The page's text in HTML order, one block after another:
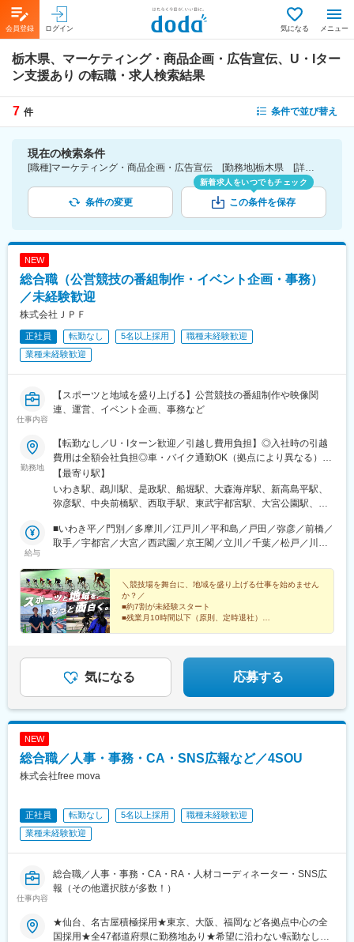
会員登録 ログイン 気になる メニュー
栃木県、マーケティング・商品企画・広告宣伝、U・Iター
ン支援あり の転職・求人検索結果
7 件 条件で並び替え
現在の検索条件
[職種]マーケティング・商品企画・広告宣伝 [勤務地]栃木県 [詳細条件](待遇・福利厚生)U・Iターン支援あり
条件の変更
新着求人をいつでもチェック
この条件を保存
NEW
総合職（公営競技の番組制作・イベント企画・事務）
／未経験歓迎
株式会社ＪＰＦ
正社員 転勤なし 5名以上採用
職種未経験歓迎
業種未経験歓迎
仕事内容
【スポーツと地域を盛り上げる】公営競技の番組制作や映像関
連、運営、イベント企画、事務など
勤務地
【転勤なし／U・Iターン歓迎／引越し費用負担】◎入社時の引越
費用は全額会社負担◎車・バイク通勤OK（拠点により異なる）◎
勤務地はご希望を考慮の上、決定致します。◎競技場によって、
募集ポジションが異なります。以下いずれかの競輪場、ボートレ
ース場での勤務となります。■北海道・東北北海道、福島県■関東
海岐阜県、静岡県、愛知県、三重県■北信越新潟県、富山県、福井
県■関西京都府、奈良県■中国・四国岡山県、広島県、山口県、愛
【最寄り駅】
いわき駅、鵡川駅、是政駅、船堀駅、大森海岸駅、新高島平駅、
弥彦駅、中央前橋駅、西取手駅、東武宇都宮駅、大宮公園駅、西
駅、平塚駅、箱根板橋駅、南伊東駅、東静岡駅、南鳩ケ谷駅、東
松阪駅、霞ケ浦駅、田神駅、大垣駅、常滑駅、蒲郡競艇場前駅、
足羽山公園口駅、平城駅、市坪駅、宇野駅、海岸通駅、西向日
駅、競輪場前駅(富山県)、伊勢朝日駅、埴生駅、浦田駅(福岡県)、
香春口三萩野駅、久留米大学前駅、佐世保駅、亀川駅、防府駅、
武雄温泉駅、鬼塚駅、中洲川端駅、競艇場前駅、作草部駅、京急
川崎駅、小田原駅、りんくう常滑駅、三河塩津駅、東田駅、宇品
宇品四丁目駅、東岩瀬駅、呉服町駅(福岡県)
給与
■いわき平／門別／多摩川／江戸川／平和島／戸田／弥彦／前橋／
取手／宇都宮／大宮／西武園／京王閣／立川／千葉／松戸／川崎
期間中：226,800円～■四日市／岐阜／大垣／常滑／蒲郡／津／浜
松／浜名湖／豊橋月給235,970円～／試用期間中：220,970円～■
名古屋競輪場月給260,130円～ ／試用期間中：235,970円～■松阪
月給230,270円～／試用期間中：215,270円～■松山／玉野／奈良
月給220,250円～／試用期間中：210,000円～■広島／福井月給
～／試用期間中：257,000円～■富山／川越月給224,000円～／試
用期間中：富山／209,000円～・川越／215,270円～）■山陽月給
250,370円～／試用期間中：220,250円～■飯塚／小倉／久留米／
佐世保／別府／防府／武雄／唐津／中洲月給240,530円～／試用
期間中：220,250円～）
＼競技場を舞台に、地域を盛り上げる仕事を始めません
か？／
■約7割が未経験スタート
■残業月10時間以下（原則、定時退社）
■U・Iターン歓迎（引越費用補助）
気になる 応募する
NEW
総合職／人事・事務・CA・SNS広報など／4SOU
株式会社free mova
正社員 転勤なし 5名以上採用
職種未経験歓迎
業種未経験歓迎
仕事内容
総合職／人事・事務・CA・RA・人材コーディネーター・SNS広
報（その他選択肢が多数！）
★仙台、名古屋積極採用★東京、大阪、福岡など各拠点中心の全
国採用★全47都道府県に勤務地あり★希望に沿わない転勤なし